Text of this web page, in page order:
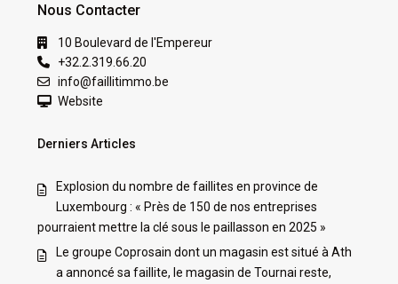
Nous Contacter
10 Boulevard de l'Empereur
+32.2.319.66.20
info@faillitimmo.be
Website
Derniers Articles
Explosion du nombre de faillites en province de
Luxembourg : « Près de 150 de nos entreprises
pourraient mettre la clé sous le paillasson en 2025 »
Le groupe Coprosain dont un magasin est situé à Ath
a annoncé sa faillite, le magasin de Tournai reste,